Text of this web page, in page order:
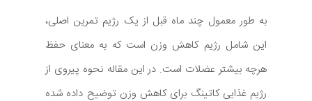
به طور معمول چند ماه قبل از یک رژیم تمرین اصلی،
این شامل رژیم کاهش وزن است که به معنای حفظ
هرچه بیشتر عضلات است. در این مقاله نحوه پیروی از
رژیم غذایی کاتینگ برای کاهش وزن توضیح داده شده